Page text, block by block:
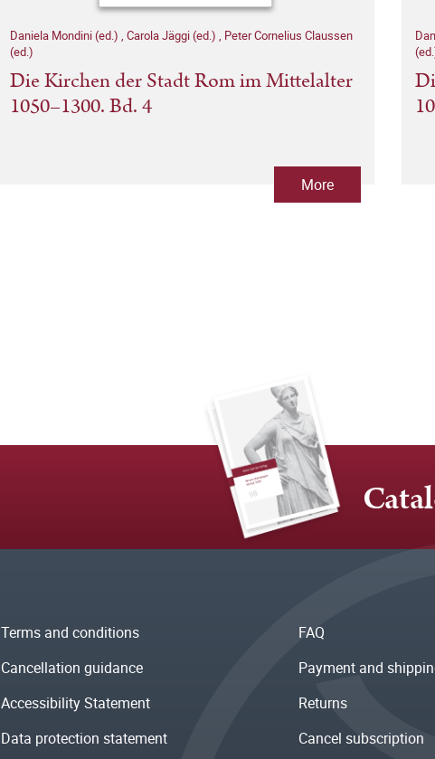
Daniela Mondini (ed.) , Carola Jäggi (ed.) , Peter Cornelius Claussen
(ed.)
Die Kirchen der Stadt Rom im Mittelalter
1050–1300. Bd. 4
More
Terms and conditions
Cancellation guidance
Accessibility Statement
Data protection statement
FAQ
Payment and
Returns
Cancel subscription